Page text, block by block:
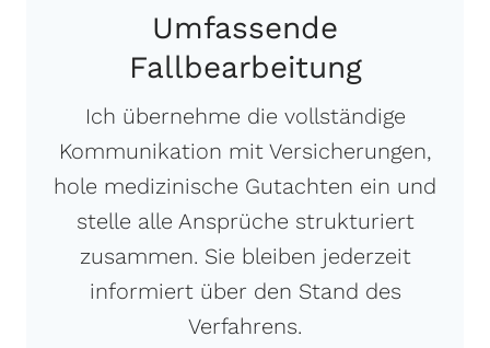
Umfassende
Fallbearbeitung
Ich übernehme die vollständige
Kommunikation mit Versicherungen,
hole medizinische Gutachten ein und
stelle alle Ansprüche strukturiert
zusammen. Sie bleiben jederzeit
informiert über den Stand des
Verfahrens.